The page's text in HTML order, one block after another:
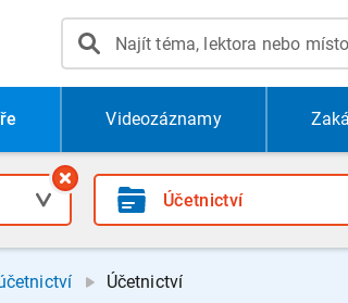
Videozáznamy
Účetnictví